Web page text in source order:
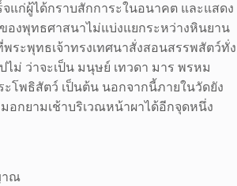
แก่ผู้ได้กราบสักการะในอนาคต และแสดง
องพุทธศาสนาไม่แบ่งแยกระหว่างหินยาน
ระพุทธเจ้าทรงเทศนาสั่งสอนสรรพสัตว์ทั่ง
ม่ ว่าจะเป็น มนุษย์ เทวดา มาร พรหม
โพธิสัตว์ เป็นต้น นอกจากนี้ภายในวัดยัง
อกยามเช้าบริเวณหน้าผาได้อีกจุดหนึ่ง
าณ